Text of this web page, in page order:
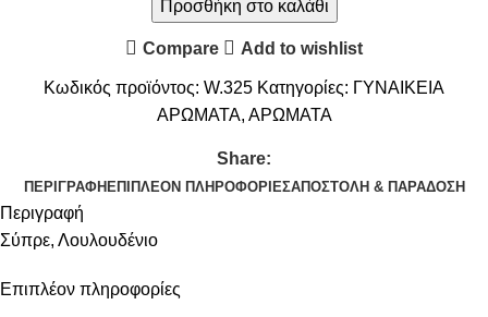
Προσθήκη στο καλάθι
Compare Add to wishlist
Κωδικός προϊόντος: W.325 Κατηγορίες: ΓΥΝΑΙΚΕΙΑ
ΑΡΩΜΑΤΑ, ΑΡΩΜΑΤΑ
Share:
ΠΕΡΙΓΡΑΦΉ ΕΠΙΠΛΈΟΝ ΠΛΗΡΟΦΟΡΊΕΣΑΠΟΣΤΟΛΉ & ΠΑΡΆΔΟΣΗ
Περιγραφή
Σύπρε, Λουλουδένιο
Επιπλέον πληροφορίες